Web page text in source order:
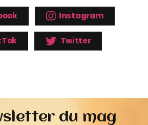
Instagram
Twitter
du mag